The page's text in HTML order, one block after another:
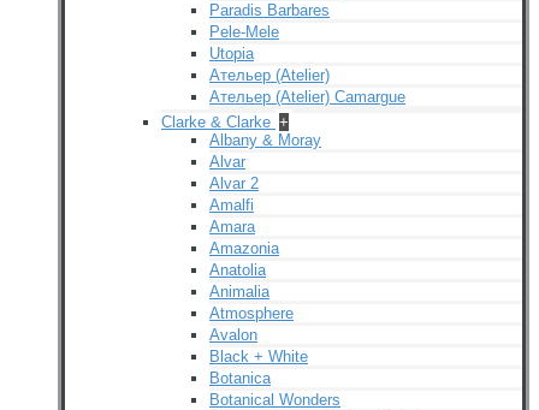
Paradis Barbares
Pele-Mele
Utopia
Ательер (Atelier)
Ательер (Atelier) Camargue
Clarke & Clarke +
Albany & Moray
Alvar
Alvar 2
Amalfi
Amara
Amazonia
Anatolia
Animalia
Atmosphere
Avalon
Black + White
Botanica
Botanical Wonders